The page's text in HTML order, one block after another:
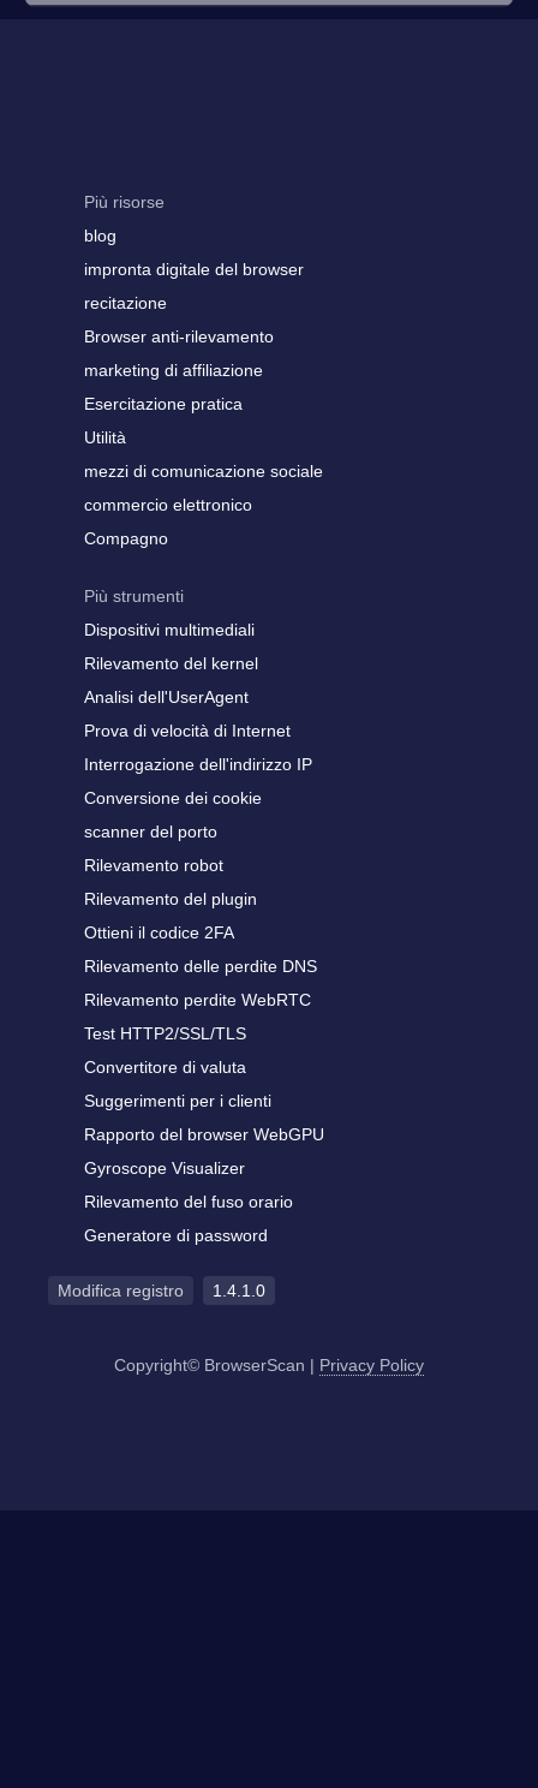
Più risorse
blog
impronta digitale del browser
recitazione
Browser anti-rilevamento
marketing di affiliazione
Esercitazione pratica
Utilità
mezzi di comunicazione sociale
commercio elettronico
Compagno
Più strumenti
Dispositivi multimediali
Rilevamento del kernel
Analisi dell'UserAgent
Prova di velocità di Internet
Interrogazione dell'indirizzo IP
Conversione dei cookie
scanner del porto
Rilevamento robot
Rilevamento del plugin
Ottieni il codice 2FA
Rilevamento delle perdite DNS
Rilevamento perdite WebRTC
Test HTTP2/SSL/TLS
Convertitore di valuta
Suggerimenti per i clienti
Rapporto del browser WebGPU
Gyroscope Visualizer
Rilevamento del fuso orario
Generatore di password
Modifica registro 1.4.1.0
Copyright© BrowserScan | Privacy Policy